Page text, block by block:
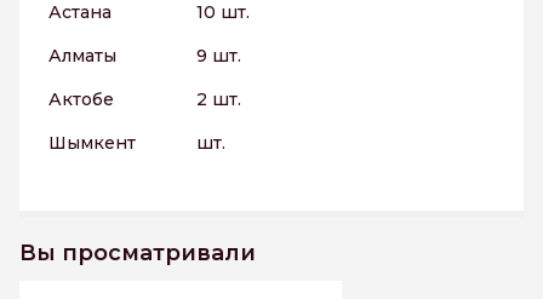
Астана
10 шт.
Алматы
9 шт.
Актобе
2 шт.
Шымкент
шт.
Вы просматривали